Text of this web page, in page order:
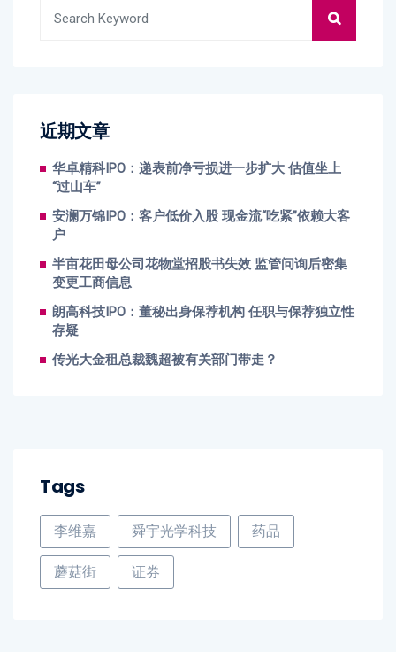
近期文章
华卓精科IPO：递表前净亏损进一步扩大 估值坐上
“过山车”
安澜万锦IPO：客户低价入股 现金流“吃紧”依赖大客
户
半亩花田母公司花物堂招股书失效 监管问询后密集
变更工商信息
朗高科技IPO：董秘出身保荐机构 任职与保荐独立性
存疑
传光大金租总裁魏超被有关部门带走？
Tags
李维嘉 舜宇光学科技 药品
蘑菇街 证券